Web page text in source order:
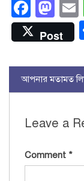
Post
আপনার মতামত
Leave a
Comment *